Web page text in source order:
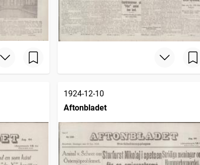
1924-12-10
Aftonbladet